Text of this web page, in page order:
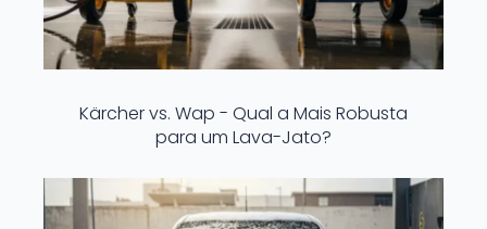
Kärcher vs. Wap - Qual a Mais Robusta
para um Lava-Jato?